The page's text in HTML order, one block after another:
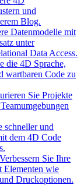
und
Blog.
Datenmodelle mit
unter
Data Access.
die 4D Sprache,
wartbaren Code zu
Sie Projekte
schneller und
dem 4D Code
Verbessern Sie Ihre
Elementen wie
Druckoptionen.